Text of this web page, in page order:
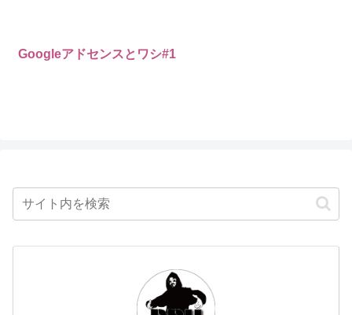
Googleアドセンスとワシ#1